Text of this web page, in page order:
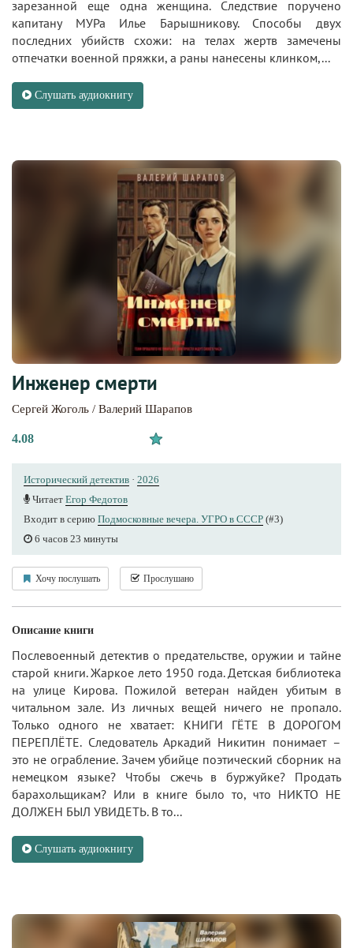
зарезанной еще одна женщина. Следствие поручено
капитану МУРа Илье Барышникову. Способы двух
последних убийств схожи: на телах жертв замечены
отпечатки военной пряжки, а раны нанесены клинком,...
Слушать аудиокнигу
Инженер смерти
Сергей Жоголь / Валерий Шарапов
4.08
Исторический детектив · 2026
Читает Егор Федотов
Входит в серию Подмосковные вечера. УГРО в СССР (#3)
6 часов 23 минуты
Хочу послушать Прослушано
Описание книги
Послевоенный детектив о предательстве, оружии и тайне
старой книги. Жаркое лето 1950 года. Детская библиотека
на улице Кирова. Пожилой ветеран найден убитым в
читальном зале. Из личных вещей ничего не пропало.
Только одного не хватает: КНИГИ ГЁТЕ В ДОРОГОМ
ПЕРЕПЛЁТЕ. Следователь Аркадий Никитин понимает –
это не ограбление. Зачем убийце поэтический сборник на
немецком языке? Чтобы сжечь в буржуйке? Продать
барахольщикам? Или в книге было то, что НИКТО НЕ
ДОЛЖЕН БЫЛ УВИДЕТЬ. В то...
Слушать аудиокнигу